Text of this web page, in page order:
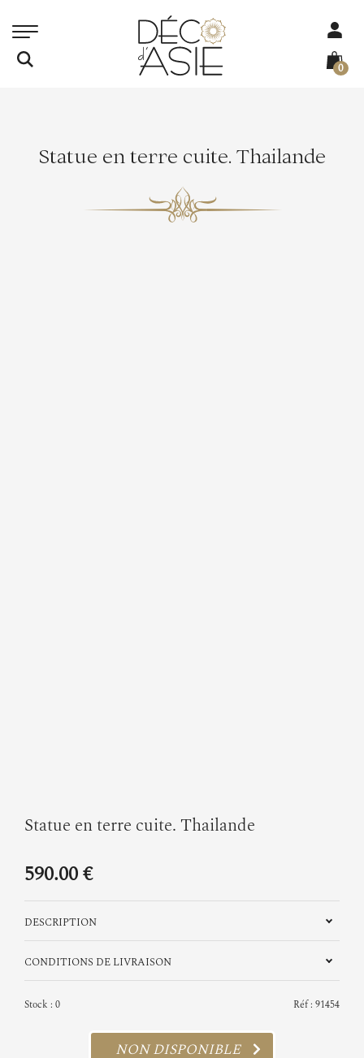
0
Statue en terre cuite. Thailande
Statue en terre cuite. Thailande
590.00 €
DESCRIPTION
CONDITIONS DE LIVRAISON
Stock : 0 Réf : 91454
NON DISPONIBLE